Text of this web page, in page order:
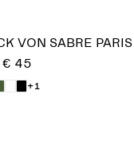
VON SABRE PARIS
€ 45
+1